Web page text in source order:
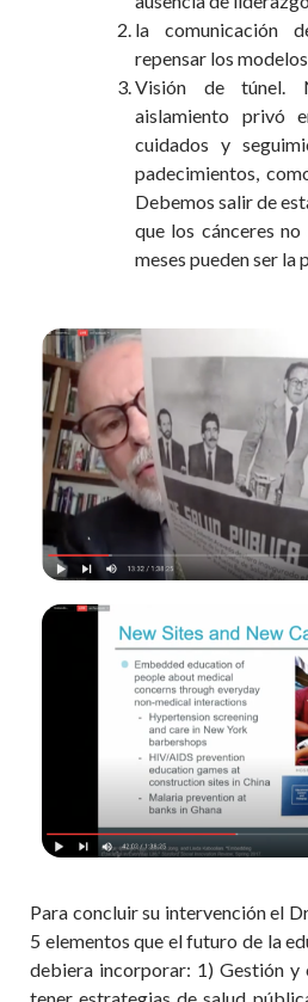
la comunicación
repensar los
Visión de túnel.
aislamiento privó
cuidados y
padecimientos,
Debemos salir de
que los cánceres
meses pueden ser la
Para concluir su intervención el
5 elementos que el futuro de la
debiera incorporar: 1) Gestión y